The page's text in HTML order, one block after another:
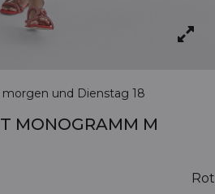
morgen und Dienstag 18
MONOGRAMM M
Rot